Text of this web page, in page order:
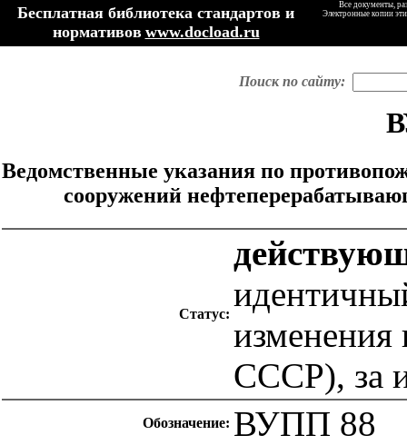
Бесплатная библиотека стандартов и
нормативов www.docload.ru
Все документы,
Электронные копии
Поиск по сайту:
Ведомственные указания по
сооружений
Статус:
СССР), за
Обозначение: ВУПП 88